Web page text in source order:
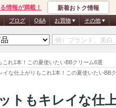
れ1本！この夏使いたいBBクリーム6選
イな仕上がりもこれ1本！この夏使いたいBB
情報が満載！ 新着おトク情報
ブログ Q&A お買物 その他
トもキレイな仕